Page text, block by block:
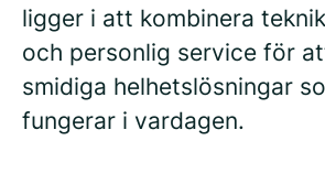
ligger i att kombinera
och personlig service för
smidiga helhetslösningar
fungerar i vardagen.